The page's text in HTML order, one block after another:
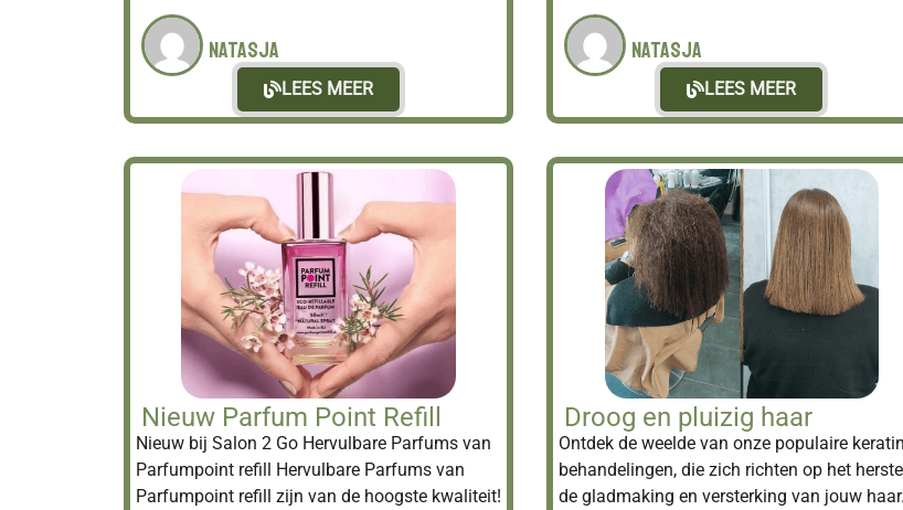
Natasja
LEES MEER
Natasja
LEES MEER
Nieuw Parfum Point Refill
Nieuw bij Salon 2 Go Hervulbare Parfums van
Parfumpoint refill Hervulbare Parfums van
Parfumpoint refill zijn van de hoogste kwaliteit!
Droog en pluizig haar
Ontdek de weelde van onze populaire
behandelingen, die zich richten op het
de gladmaking en versterking van jouw haar.